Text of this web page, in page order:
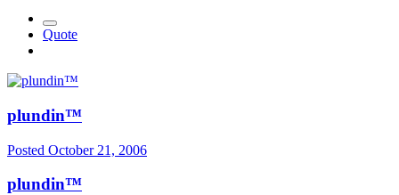
Quote
plundin™
Posted October 21, 2006
plundin™